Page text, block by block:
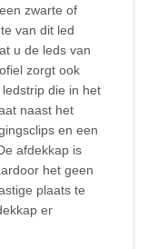
zwarte of
van dit led
u de leds van
zorgt ook
die in het
naast het
en een
afdekkap is
het geen
plaats te
er